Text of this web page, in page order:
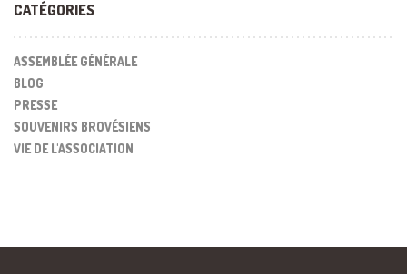
CATÉGORIES
ASSEMBLÉE GÉNÉRALE
BLOG
PRESSE
SOUVENIRS BROVÉSIENS
VIE DE L'ASSOCIATION